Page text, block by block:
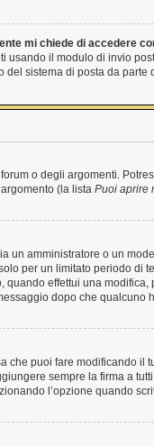
mi chiede di accedere
il modulo di invio
del sistema di posta da parte
o degli argomenti.
(la lista Puoi aprire
un amministratore o un
per un limitato periodo di
effettui una
dopo che qualcuno
che puoi fare modificando
sempre la firma a
l’opzione quando